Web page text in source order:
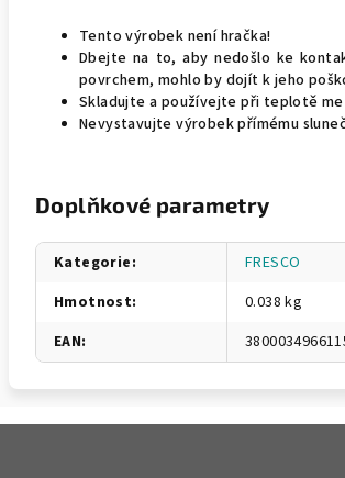
Tento výrobek není hračka!
Dbejte na to, aby nedošlo ke
povrchem, mohlo by dojít k jeho
Skladujte a používejte při teplotě
Nevystavujte výrobek přímému
Doplňkové parametry
Kategorie:
FRESCO
Hmotnost:
0.038 kg
EAN: